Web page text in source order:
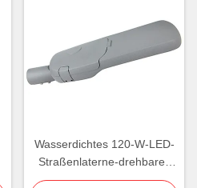
Wasserdichtes 120-W-LED-
Straßenlaterne-drehbares
kommerzielles LED-